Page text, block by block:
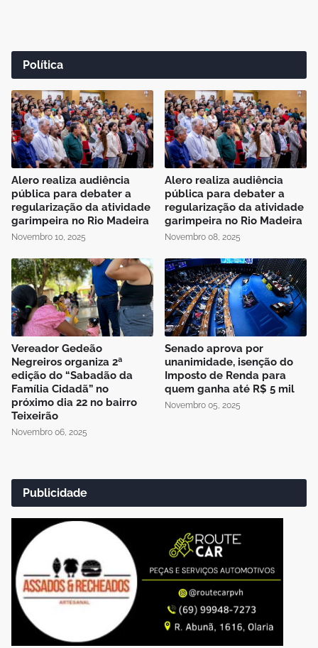
Política
Alero realiza audiência
pública para debater a
regularização da atividade
garimpeira no Rio Madeira
Novembro 10, 2025
Alero realiza audiência
pública para debater a
regularização da atividade
garimpeira no Rio Madeira
Novembro 08, 2025
Vereador Gedeão
Negreiros organiza 2ª
edição do “Sabadão da
Família Cidadã” no
próximo dia 22 no bairro
Teixeirão
Novembro 06, 2025
Senado aprova por
unanimidade, isenção do
Imposto de Renda para
quem ganha até R$ 5 mil
Novembro 05, 2025
Publicidade